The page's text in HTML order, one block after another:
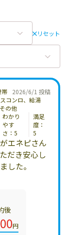
リセット
2026/6/1 投稿
帯
コンロ、給湯
の他
わかり
やす
さ：5
満足
度：
5
エネピさん
だき安心し
した。
後
円